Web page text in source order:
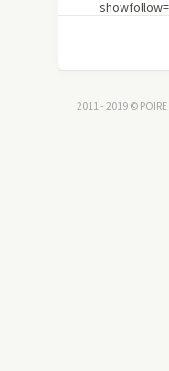
2011 - 2019 © POIRE